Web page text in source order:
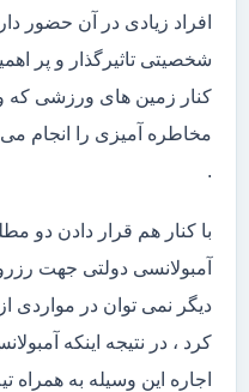
افراد زیادی در آن حضور
شخصیتی تاثیرگذار و پر
کنار زمین های ورزشی که
مخاطره آمیزی را انجام
.
با کنار هم قرار دادن دو
آمبولانسی دولتی جهت
دیگر نمی توان در
کرد ، در نتیجه اینکه
اجاره این وسیله به